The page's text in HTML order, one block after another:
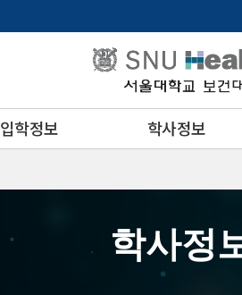
입학정보 학사정보
학사정